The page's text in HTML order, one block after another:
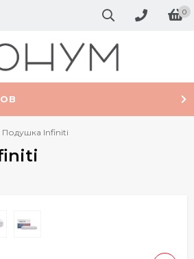
0
Подушка Infiniti